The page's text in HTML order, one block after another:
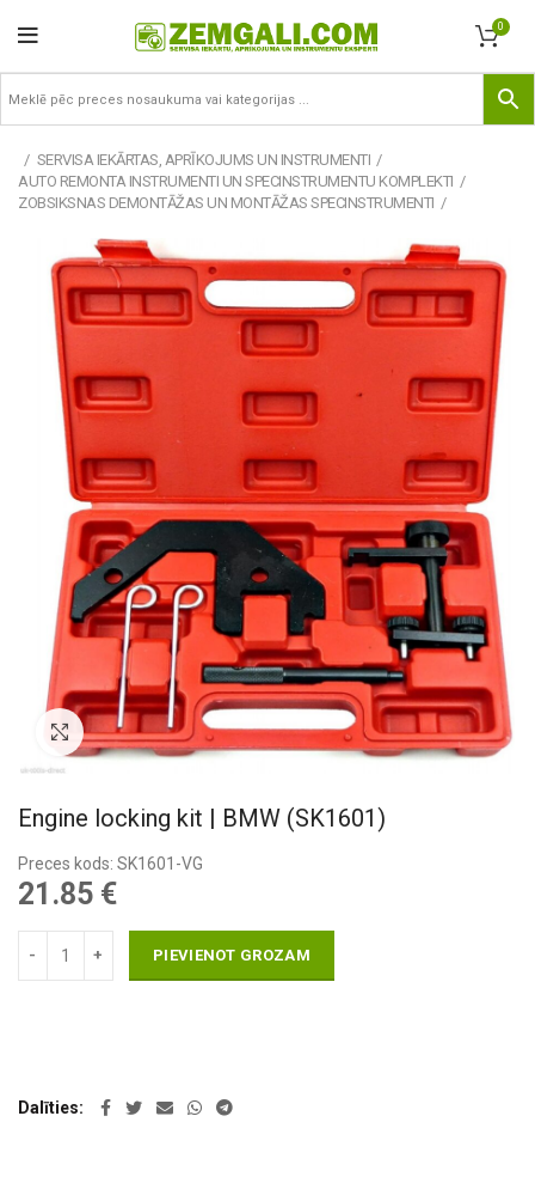
0
SERVISA IEKĀRTAS, APRĪKOJUMS UN INSTRUMENTI
AUTO REMONTA INSTRUMENTI UN SPECINSTRUMENTU KOMPLEKTI
ZOBSIKSNAS DEMONTĀŽAS UN MONTĀŽAS SPECINSTRUMENTI
Pietuvināt
Engine locking kit | BMW (SK1601)
Preces kods: SK1601-VG
21.85 €
PIEVIENOT GROZAM
Dalīties